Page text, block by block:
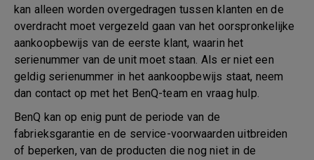
kan alleen worden overgedragen tussen klanten en de
overdracht moet vergezeld gaan van het oorspronkelijke
aankoopbewijs van de eerste klant, waarin het
serienummer van de unit moet staan. Als er niet een
geldig serienummer in het aankoopbewijs staat, neem
dan contact op met het BenQ-team en vraag hulp.
BenQ kan op enig punt de periode van de
fabrieksgarantie en de service-voorwaarden uitbreiden
of beperken, van de producten die nog niet in de